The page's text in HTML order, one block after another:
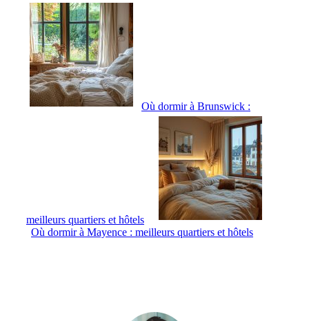
Où dormir à Brunswick :
meilleurs quartiers et hôtels
Où dormir à Mayence : meilleurs quartiers et hôtels